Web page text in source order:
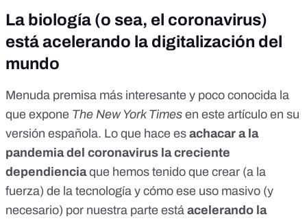
La biología (o sea, el coronavirus)
está acelerando la digitalización del
mundo
Menuda premisa más interesante y poco conocida la
que expone The New York Times en este artículo en su
versión española. Lo que hace es achacar a la
pandemia del coronavirus la creciente
dependienciaque hemos tenido que crear (a la
fuerza) de la tecnología y cómo ese uso masivo (y
necesario) por nuestra parte está acelerando la